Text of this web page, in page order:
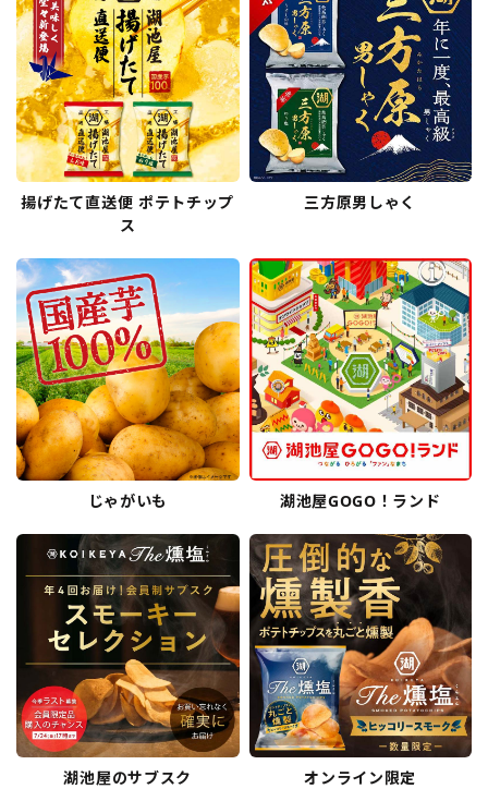
揚げたて直送便 ポテトチップ
ス
三方原男しゃく
じゃがいも 湖池屋GOGO！ランド
湖池屋のサブスク オンライン限定